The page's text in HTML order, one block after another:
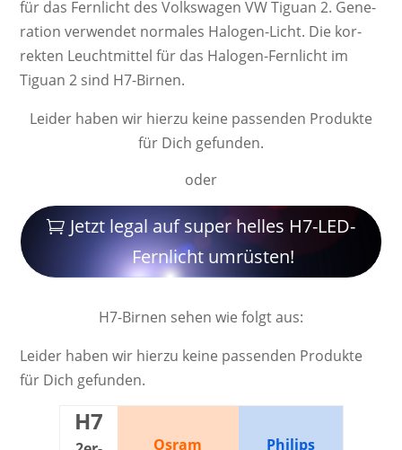
für das Fernlicht des Volkswagen VW Tiguan 2. Ge­ne­
ra­ti­on ver­wendet nor­ma­les Ha­lo­gen-Licht. Die kor­
rek­ten Leucht­mittel für das Halogen-Fernlicht im
Tiguan 2 sind H7-Birnen.
Leider haben wir hierzu keine passenden Produkte
für Dich gefunden.
oder
Jetzt legal auf super helles H7-LED-
Fernlicht umrüsten!
H7-Birnen sehen wie folgt aus:
Leider haben wir hierzu keine passenden Produkte
für Dich gefunden.
H7
Osram Philips